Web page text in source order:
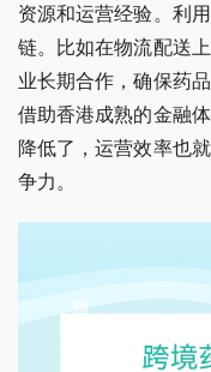
资源和运营经验。利
链。比如在物流配送
业长期合作，确保药
借助香港成熟的金融
降低了，运营效率也
争力。